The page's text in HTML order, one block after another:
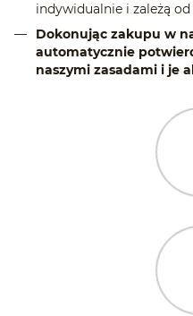
indywidualnie i zależą
Dokonując zakupu w
automatycznie
naszymi zasadami i je